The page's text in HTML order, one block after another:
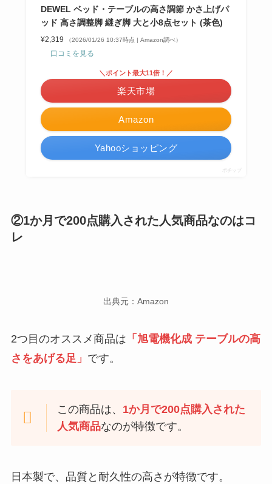
DEWEL ベッド・テーブルの高さ調節 かさ上げパ
ッド 高さ調整脚 継ぎ脚 大と小8点セット (茶色)
¥2,319 （2026/01/26 10:37時点 | Amazon調べ）
口コミを見る
Amazon
＼ポイント最大11倍！／
楽天市場
Yahooショッピング
ポチップ
②1か月で200点購入された人気商品なのはコ
レ
出典元：Amazon
2つ目のオススメ商品は 「旭電機化成 テーブルの高
さをあげる足」 です。
この商品は、 1か月で200点購入された
人気商品なのが特徴です。
日本製で、品質と耐久性の高さが特徴です。